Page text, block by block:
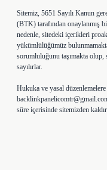
Sitemiz, 5651 Sayılı Kanun
(BTK) tarafından onaylanmış
nedenle, sitedeki içerikleri
yükümlülüğümüz
sorumluluğunu taşımakta
sayılırlar.
Hukuka ve yasal
süre içerisinde sitemizden